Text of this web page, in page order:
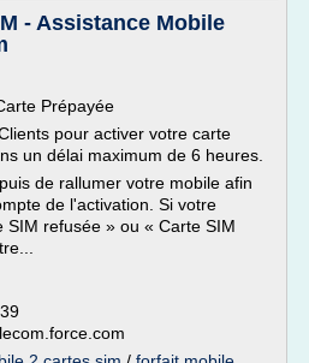
- Assistance Mobile
Prépayée
pour activer votre carte
un délai maximum de 6 heures.
de rallumer votre mobile afin
de l'activation. Si votre
SIM refusée » ou « Carte SIM